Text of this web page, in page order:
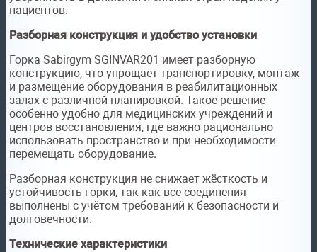
пациентов.
Разборная конструкция и удобство установки
Горка Sabirgym SGINVAR201 имеет разборную
конструкцию, что упрощает транспортировку, монтаж
и размещение оборудования в реабилитационных
залах с различной планировкой. Такое решение
особенно удобно для медицинских учреждений и
центров восстановления, где важно рационально
использовать пространство и при необходимости
перемещать оборудование.
Разборная конструкция не снижает жёсткость и
устойчивость горки, так как все соединения
выполнены с учётом требований к безопасности и
долговечности.
Технические характеристики